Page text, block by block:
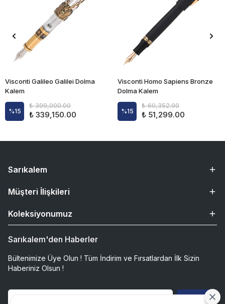
Visconti Galileo Galilei Dolma
Kalem
%15
₺ 399,000.00
₺ 339,150.00
Visconti Homo Sapiens Bronze
Dolma Kalem
%15
₺ 60,352.00
₺ 51,299.00
Sarıkalem
Müşteri İlişkileri
Koleksiyonumuz
Sarıkalem'den Haberler
Bültenimize Üye Olun ! Tüm İndirim ve Fırsatlardan İlk Sizin
Haberiniz Olsun !
Gönder